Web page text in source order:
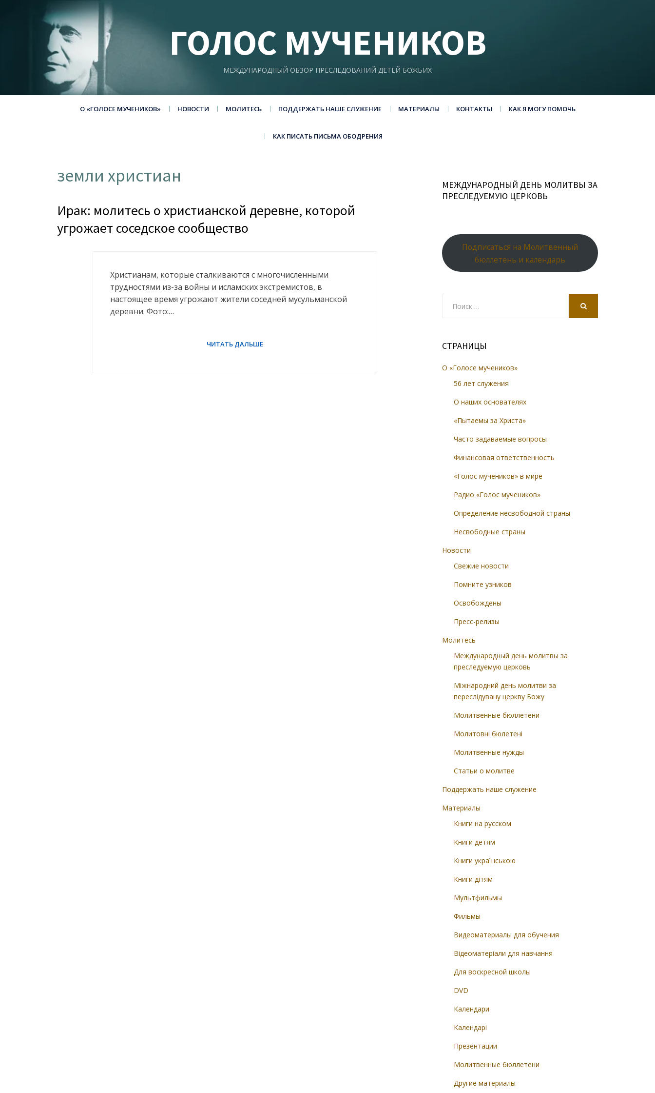
ГОЛОС МУЧЕНИКОВ
МЕЖДУНАРОДНЫЙ ОБЗОР ПРЕСЛЕДОВАНИЙ ДЕТЕЙ БОЖЬИХ
О «ГОЛОСЕ МУЧЕНИКОВ» НОВОСТИ МОЛИТЕСЬ ПОДДЕРЖАТЬ НАШЕ СЛУЖЕНИЕ МАТЕРИАЛЫ КОНТАКТЫ КАК Я МОГУ ПОМОЧЬ
КАК ПИСАТЬ ПИСЬМА ОБОДРЕНИЯ
земли христиан
Ирак: молитесь о христианской деревне, которой
угрожает соседское сообщество
Христианам, которые сталкиваются с многочисленными
трудностями из-за войны и исламских экстремистов, в
настоящее время угрожают жители соседней мусульманской
деревни. Фото:…
МЕЖДУНАРОДНЫЙ ДЕНЬ МОЛИТВЫ ЗА
ПРЕСЛЕДУЕМУЮ ЦЕРКОВЬ
Подписаться на Молитвенный
бюллетень и календарь
СТРАНИЦЫ
О «Голосе мучеников»
56 лет служения
О наших основателях
«Пытаемы за Христа»
Часто задаваемые вопросы
Финансовая ответственность
«Голос мучеников» в мире
Радио «Голос мучеников»
Определение несвободной страны
Несвободные страны
Новости
Свежие новости
Помните узников
Освобождены
Пресс-релизы
Молитесь
Международный день молитвы за
преследуемую церковь
Міжнародний день молитви за
переслідувану церкву Божу
Молитвенные бюллетени
Молитовні бюлетені
Молитвенные нужды
Статьи о молитве
Поддержать наше служение
Материалы
Книги на русском
Книги детям
Книги українською
Книги дітям
Мультфильмы
Фильмы
Видеоматериалы для обучения
Відеоматеріали для навчання
Для воскресной школы
DVD
Календари
Календарі
Презентации
Молитвенные бюллетени
Другие материалы